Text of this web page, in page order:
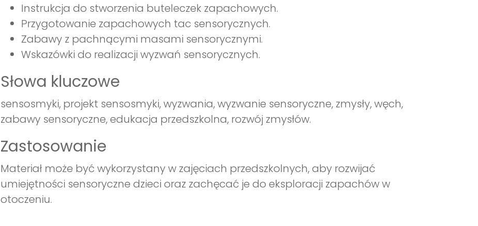
Instrukcja do stworzenia buteleczek zapachowych.
Przygotowanie zapachowych tac sensorycznych.
Zabawy z pachnącymi masami sensorycznymi.
Wskazówki do realizacji wyzwań sensorycznych.
Słowa kluczowe
sensosmyki, projekt sensosmyki, wyzwania, wyzwanie sensoryczne, zmysły, węch,
zabawy sensoryczne, edukacja przedszkolna, rozwój zmysłów.
Zastosowanie
Materiał może być wykorzystany w zajęciach przedszkolnych, aby rozwijać
umiejętności sensoryczne dzieci oraz zachęcać je do eksploracji zapachów w
otoczeniu.